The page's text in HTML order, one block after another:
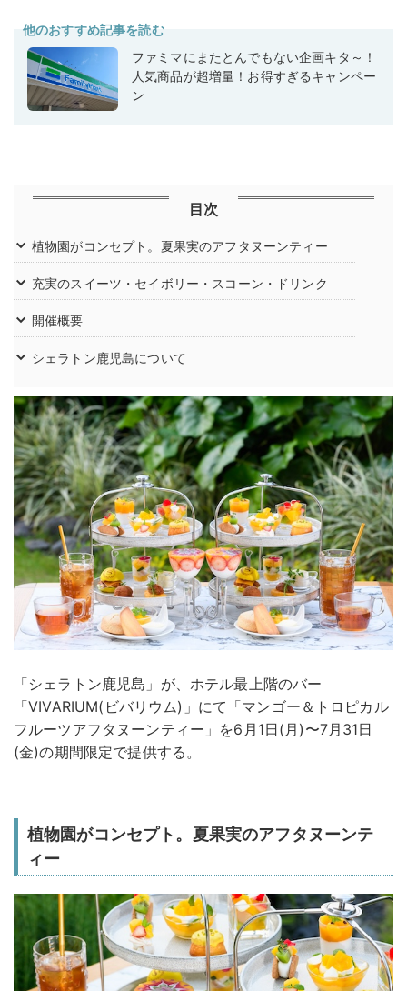
他のおすすめ記事を読む
ファミマにまたとんでもない企画キタ～！
人気商品が超増量！お得すぎるキャンペー
ン
目次
植物園がコンセプト。夏果実のアフタヌーンティー
充実のスイーツ・セイボリー・スコーン・ドリンク
開催概要
シェラトン鹿児島について
「シェラトン鹿児島」が、ホテル最上階のバー
「VIVARIUM(ビバリウム)」にて「マンゴー＆トロピカル
フルーツアフタヌーンティー」を6月1日(月)〜7月31日
(金)の期間限定で提供する。
植物園がコンセプト。夏果実のアフタヌーンテ
ィー